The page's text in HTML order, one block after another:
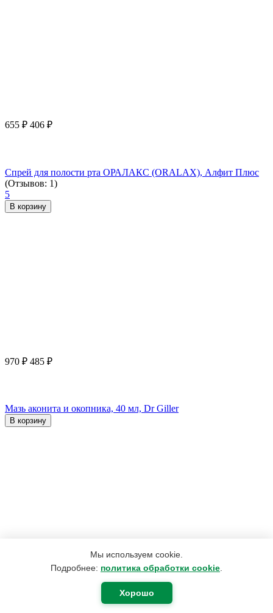
Мы используем cookie.
Подробнее: политика обработки cookie
Хорошо
655 ₽ 406 ₽
Спрей для полости рта ОРАЛАКС (ORALAX), Алфит Плюс
(Отзывов: 1)
5
В корзину
970 ₽ 485 ₽
Мазь аконита и окопника, 40 мл, Dr Giller
В корзину